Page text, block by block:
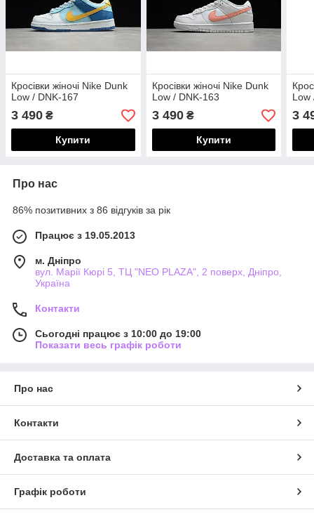
Кросівки жіночі Nike Dunk
Low / DNK-167
3 490 ₴
Купити
Кросівки жіночі Nike Dunk
Low / DNK-163
3 490₴
Купити
Low
3
Про нас
86% позитивних з 86 відгуків за рік
Працює з 19.05.2013
м. Дніпро
вул. Марії Кюрі 5, ТЦ "NEO PLAZA", 2 поверх, Дніпро,
Україна
Контакти
Сьогодні працює з 10:00 до 19:00
Показати весь графік роботи
Про нас
Контакти
Доставка та оплата
Графік роботи